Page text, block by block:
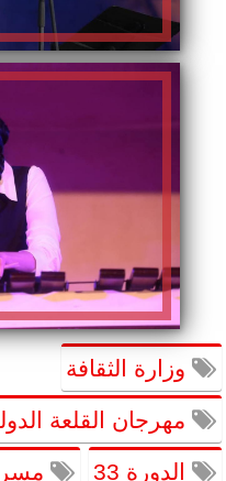
وزارة الثقافة
مهرجان القلعة
الدورة 33